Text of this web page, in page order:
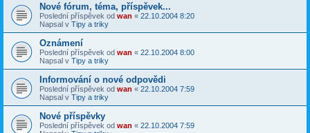
Nové fórum, téma, příspěvek...
Poslední příspěvek od wan « 22.10.2004 8:20
Napsal v Tipy a triky
Oznámení
Poslední příspěvek od wan « 22.10.2004 8:00
Napsal v Tipy a triky
Informování o nové odpovědi
Poslední příspěvek od wan « 22.10.2004 7:59
Napsal v Tipy a triky
Nové příspěvky
Poslední příspěvek od wan « 22.10.2004 7:59